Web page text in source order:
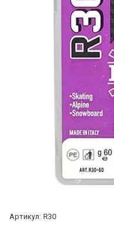
Артикул: R30